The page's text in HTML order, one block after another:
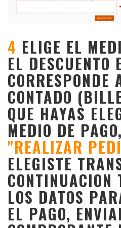
4 ELIGE EL
EL DESCUENTO
CORRESPONDE
CONTADO
QUE HAYAS
MEDIO DE
"REALIZAR
ELEGISTE
CONTINUACION
LOS DATOS
EL PAGO,